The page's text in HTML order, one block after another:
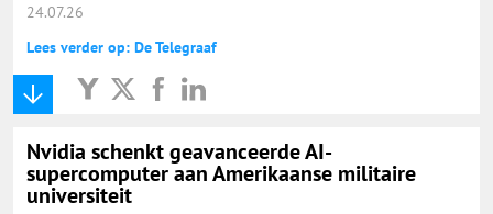
24.07.26
Lees verder op: De Telegraaf
Nvidia schenkt geavanceerde AI-
supercomputer aan Amerikaanse militaire
universiteit